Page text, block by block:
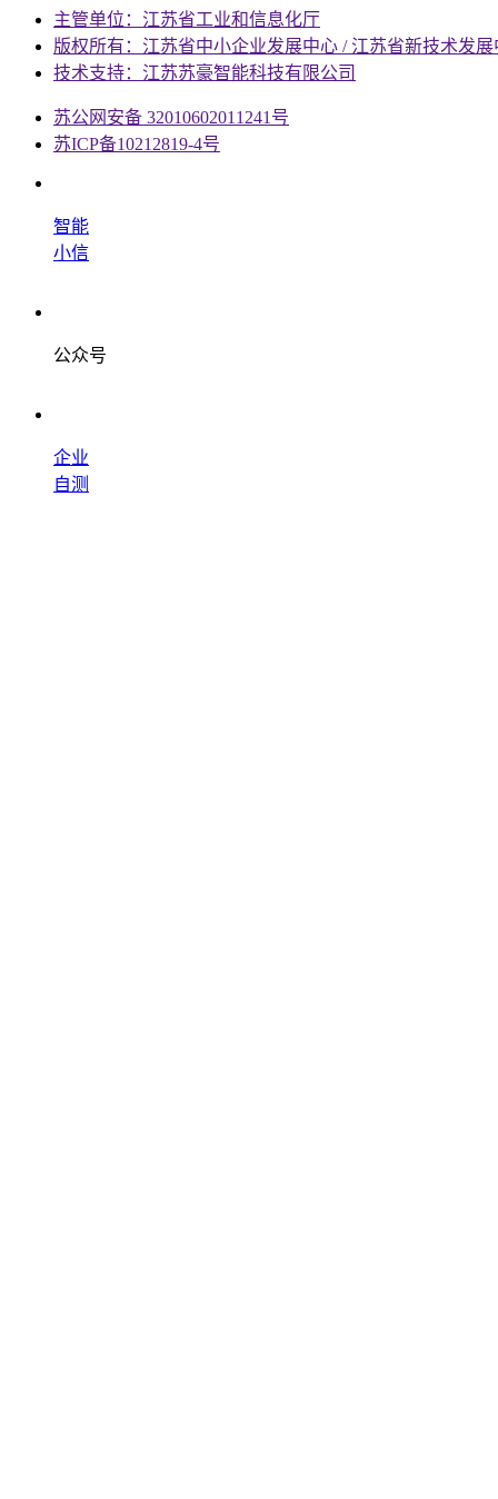
主管单位：江苏省工业和信息化厅
版权所有：江苏省中小企业发展中心 / 江苏省新技术发展
技术支持：江苏苏豪智能科技有限公司
苏公网安备 32010602011241号
苏ICP备10212819-4号
智能
小信
公众号
企业
自测